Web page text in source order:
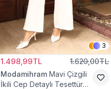
3
1.498,99TL 1.620,00TL
Modamihram Mavi Çizgili
İkili Cep Detaylı Tesettür